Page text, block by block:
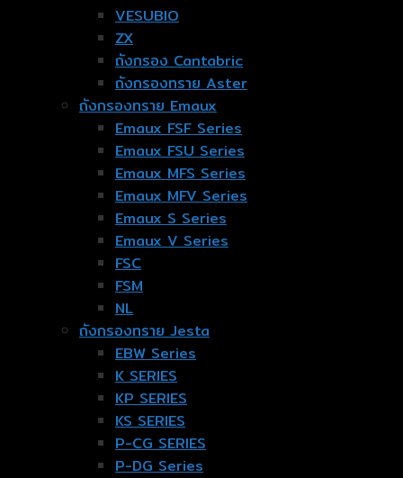
VESUBIO
ZX
ถังกรอง Cantabric
ถังกรองทราย Aster
ถังกรองทราย Emaux
Emaux FSF Series
Emaux FSU Series
Emaux MFS Series
Emaux MFV Series
Emaux S Series
Emaux V Series
FSC
FSM
NL
ถังกรองทราย Jesta
EBW Series
K SERIES
KP SERIES
KS SERIES
P-CG SERIES
P-DG Series